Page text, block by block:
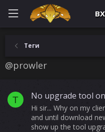
Теги
@prowler
T No upgrade tool
Hi sir... Why on my
and until download
show up the tool